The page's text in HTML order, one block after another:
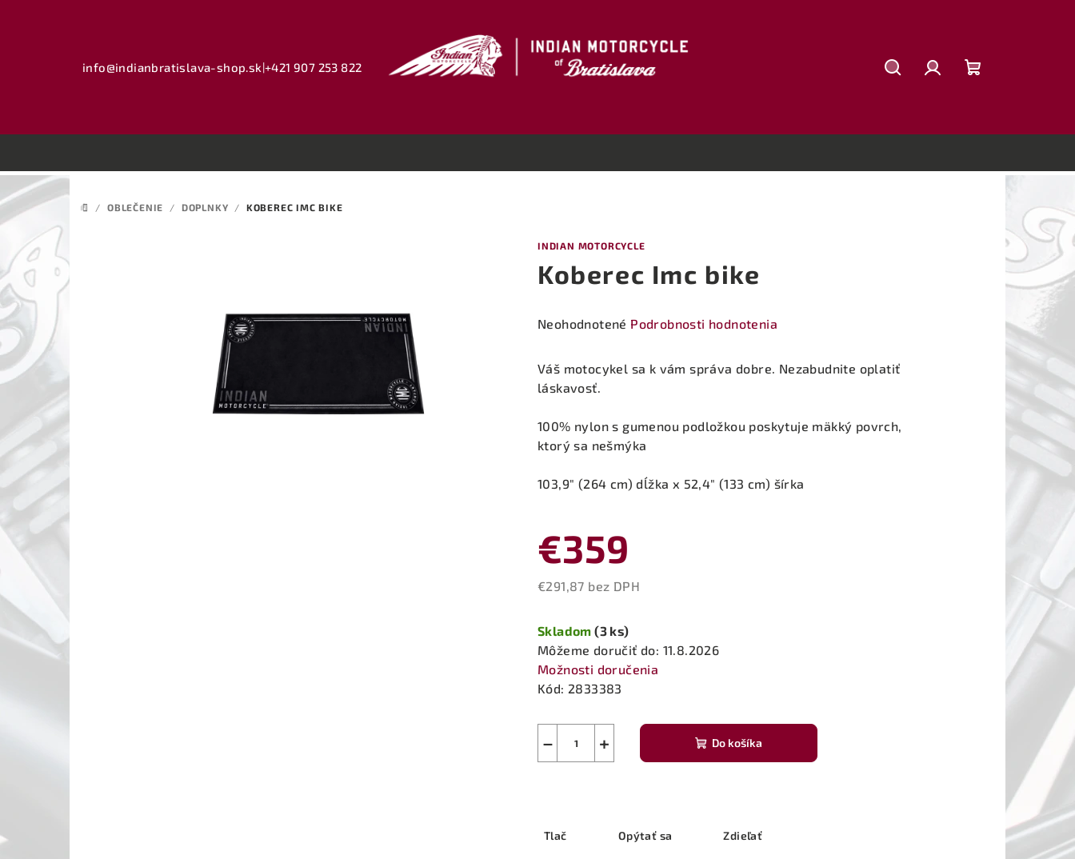
info@indianbratislava-shop.sk|+421 907 253 822
košík
DOMOV
/ OBLEČENIE / DOPLNKY / KOBEREC IMC BIKE
INDIAN MOTORCYCLE
Koberec Imc bike
Priemerné
produktu
je
5
hviezdičiek.
Neohodnotené Podrobnosti hodnotenia
Váš motocykel sa k vám správa dobre. Nezabudnite oplatiť
láskavosť.
100% nylon s gumenou podložkou poskytuje mäkký povrch,
ktorý sa nešmýka
103,9" (264 cm) dĺžka x 52,4" (133 cm) šírka
€359
€291,87 bez DPH
cena:
Skladom(3 ks)
Môžeme doručiť do: 11.8.2026
Možnosti doručenia
Kód: 2833383
+
− Do košíka
Tlač Opýtať sa Zdieľať